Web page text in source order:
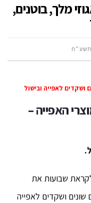
מלך, בוטנים,
ושקדים לאפייה ובישול
האפייה –
שבועות את
ושקדים לאפייה